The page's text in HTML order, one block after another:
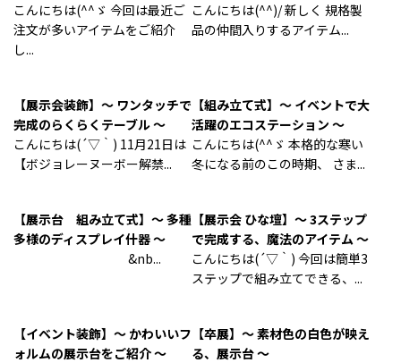
こんにちは(^^ゞ 今回は最近ご
注文が多いアイテムをご紹介
し...
こんにちは(^^)/ 新しく 規格製
品の仲間入りするアイテム...
【展示会装飾】～ ワンタッチで
完成のらくらくテーブル ～
こんにちは(´▽｀) 11月21日は
【ボジョレーヌーボー解禁...
【組み立て式】～ イベントで大
活躍のエコステーション ～
こんにちは(^^ゞ 本格的な寒い
冬になる前のこの時期、 さま...
【展示台 組み立て式】～ 多種
多様のディスプレイ什器 ～
&nb...
【展示会 ひな壇】～ 3ステップ
で完成する、魔法のアイテム ～
こんにちは(´▽｀) 今回は簡単3
ステップで組み立てできる、...
【イベント装飾】～ かわいいフ
ォルムの展示台をご紹介 ～
【卒展】～ 素材色の白色が映え
る、展示台 ～